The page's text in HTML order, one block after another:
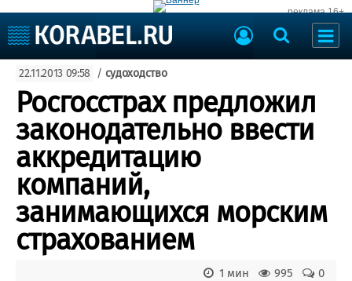
реклама 16+
Судоходство
Судоремонт
События
Порты
ВМФ
Образование
Яхты и катера
Еще
Судостроение
Пульс
Торговая площадка
Доска объявлений
Продажа флота
22.11.2013 09:58 / судоходство
Росгосстрах предложил
законодательно ввести
аккредитацию
компаний,
занимающихся морским
страхованием
0
995
1 мин